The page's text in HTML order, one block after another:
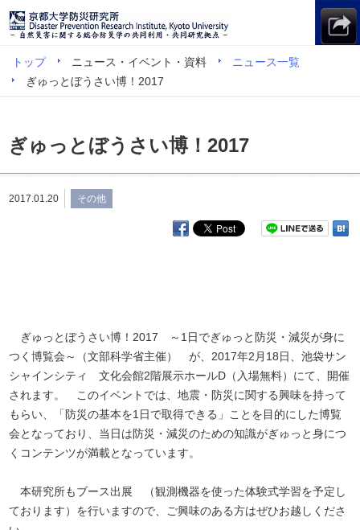
トップ ニュース・イベント・資料
ニュース一覧
ぎゅっとぼうさい博！2017
ぎゅっとぼうさい博！2017
2017.01.20 その他
ぎゅっとぼうさい博！2017 ～1日でぎゅっと防災・減災が身に
つく博覧会～（文部科学省主催） が、2017年2月18日、池袋サン
シャインシティ 文化会館2階展示ホールD（入場無料）にて、開催
されます。 このイベントでは、地震・防災に関する興味を持って
もらい、「防災の基本を1日で取得できる」ことを目的にした博覧
会となっており、当日は防災・減災のための知識がぎゅっと身につ
くコンテンツが満載となっています。
本研究所もブース出展 （観測機器を使った体験式学習を予定し
ております）を行いますので、ご興味のある方はぜひお越しくださ